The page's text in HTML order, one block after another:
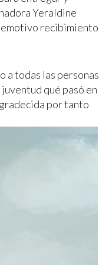
Yeraldine
recibimiento
a todas las personas
qué pasó en
por tanto